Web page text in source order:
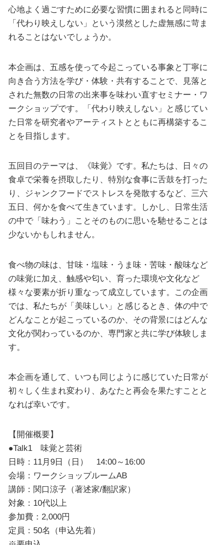
心地よく過ごすために必要な習慣に囲まれると同時に
「代わり映えしない」という漠然とした虚無感に苛ま
れることはないでしょうか。
本企画は、五感を使って今起こっている事象と丁寧に
向き合う方法を学び・体験・共有することで、見落と
された無数の日常の出来事を味わい直すセミナー・ワ
ークショップです。「代わり映えしない」と感じてい
た日常を研究者やアーティストとともに再構築するこ
とを目指します。
五回目のテーマは、《味覚》です。私たちは、日々の
食卓で栄養を摂取したり、特別な食事に舌鼓を打った
り、ジャンクフードでストレスを発散するなど、三六
五日、何かを食べて生きています。しかし、日常生活
の中で「味わう」ことそのものに思いを馳せることは
少ないかもしれません。
食べ物の味は、甘味・塩味・うま味・苦味・酸味など
の味覚に加え、触感や匂い、育った環境や文化など
様々な要素が折り重なって成立しています。この企画
では、私たちが「美味しい」と感じるとき、体の中で
どんなことが起こっているのか、その背景にはどんな
文化が関わっているのか、専門家と共に学び体験しま
す。
本企画を通して、いつも同じように感じていた日常が
初々しく生まれ変わり、あなたと再会を果たすことと
なれば幸いです。
【開催概要】
●Talk1 味覚と芸術
日時：11月9日（日） 14:00～16:00
会場：ワークショップルームAB
講師：関口涼子（著述家/翻訳家）
対象：10代以上
参加費：2,000円
定員：50名（申込先着）